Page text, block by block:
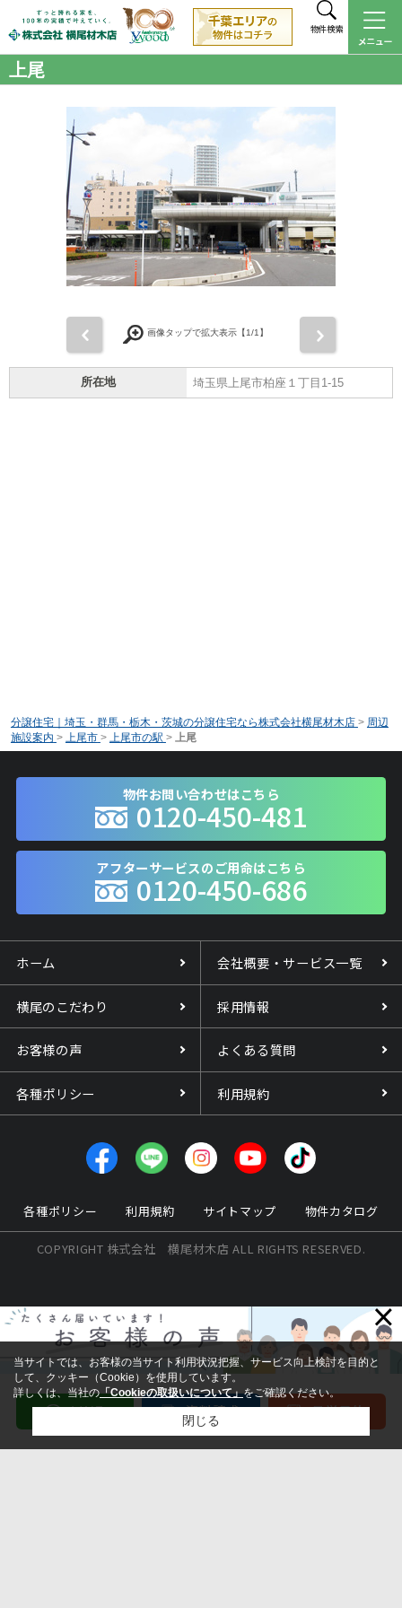
物件検索
上尾
画像タップで拡大表示【1/1】
所在地 埼玉県上尾市柏座１丁目1-15
分譲住宅｜埼玉・群馬・栃木・茨城の分譲住宅なら株式会社横尾材木店 > 周辺
施設案内 > 上尾市 > 上尾市の駅 > 上尾
物件お問い合わせはこちら
0120-450-481
アフターサービスのご用命はこちら
0120-450-686
ホーム 会社概要・サービス一覧
横尾のこだわり 採用情報
お客様の声 よくある質問
各種ポリシー 利用規約
各種ポリシー 利用規約 サイトマップ 物件カタログ
COPYRIGHT 株式会社 横尾材木店 ALL RIGHTS RESERVED.
×
当サイトでは、お客様の当サイト利用状況把握、サービス向上検討を目的と
して、クッキー（Cookie）を使用しています。
詳しくは、当社の「Cookieの取扱いについて」をご確認ください。
閉じる